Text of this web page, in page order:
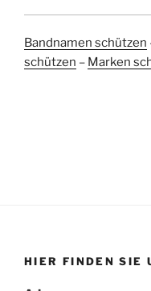
Bandnamen schützen
schützen – Marken
HIER FINDEN SIE